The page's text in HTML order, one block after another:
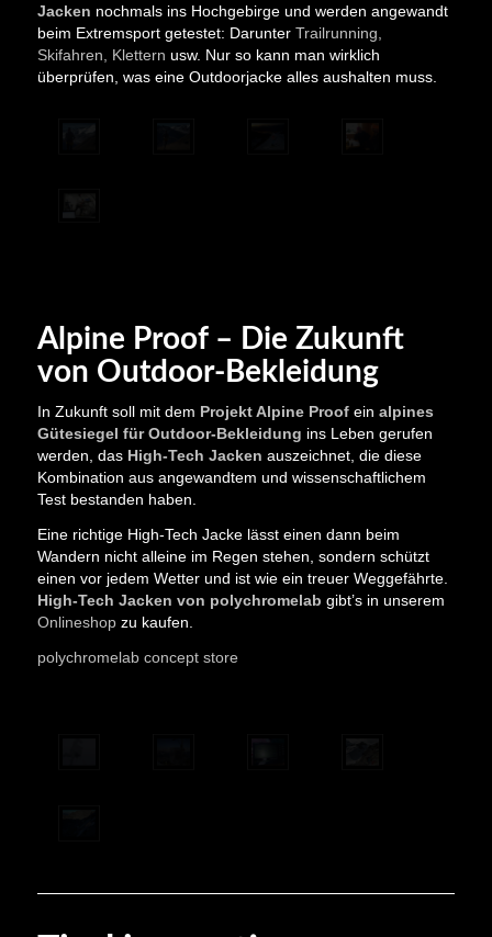
Jacken nochmals ins Hochgebirge und werden angewandt
beim Extremsport getestet: Darunter Trailrunning,
Skifahren, Klettern usw. Nur so kann man wirklich
überprüfen, was eine Outdoorjacke alles aushalten muss.
Alpine Proof – Die Zukunft
von Outdoor-Bekleidung
In Zukunft soll mit dem Projekt Alpine Proofein alpines
Gütesiegel für Outdoor-Bekleidung ins Leben gerufen
werden, das High-Tech Jacken auszeichnet, die diese
Kombination aus angewandtem und wissenschaftlichem
Test bestanden haben.
Eine richtige High-Tech Jacke lässt einen dann beim
Wandern nicht alleine im Regen stehen, sondern schützt
einen vor jedem Wetter und ist wie ein treuer Weggefährte.
High-Tech Jacken von polychromelab gibt’s in unserem
Onlineshopzu kaufen.
polychromelab concept store